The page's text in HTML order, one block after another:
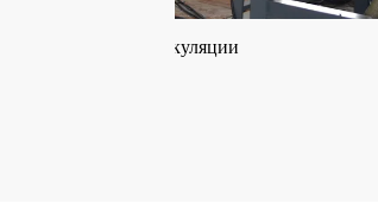
рециркуляции